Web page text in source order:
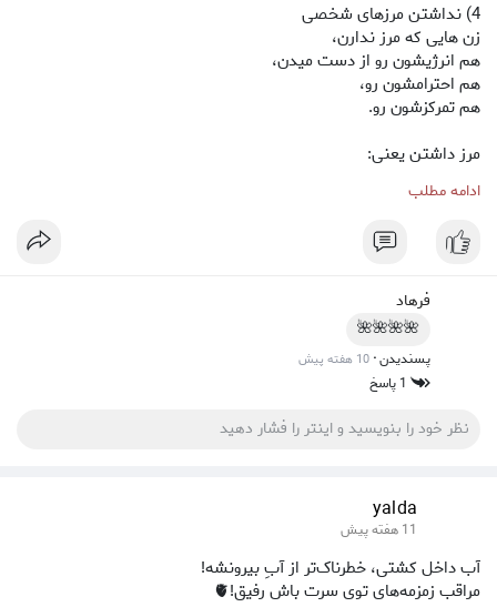
4) نداشتن مرزهای شخصی
زن‌ هایی که مرز ندارن،
هم انرژیشون رو از دست میدن،
هم احترامشون رو،
هم تمرکزشون رو.
مرز داشتن یعنی:
این خودش یک قدرت زنانه‌ ست، نرم اما قدرتمند🦢🫧
ادامه مطلب
فرهاد
🌺🌺🌺🌺
پسندیدن· 10 هفته پیش
yalda
11 هفته پیش
آب داخل کشتی، خطرناک‌تر از آبِ بیرونشه!
مراقب زمزمه‌های توی سرت باش رفیق!🫀